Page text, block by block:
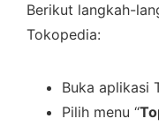
Berikut langkah-
Tokopedia:
Buka aplikasi
Pilih menu “